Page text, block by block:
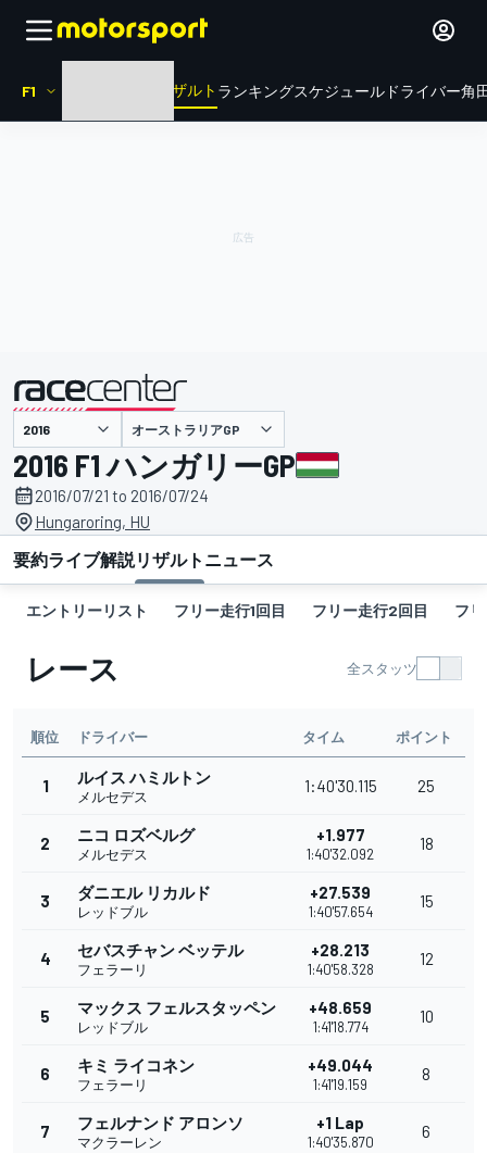
F1 リザルト ランキングスケジュール ドライバー角
主催 オーストラリアGP
2016 F1 ハンガリーGP
2016/07/21 to 2016/07/24
Hungaroring, HU
要約ライブ解説リザルト ニュース
エントリーリスト フリー走行1回目 フリー走行2回目 フ
レース 全スタッツ
順位 ドライバー タイム ポイント
1 ルイス ハミルトン
メルセデス
1:40'30.115 25
2 ニコ ロズベルグ
メルセデス
+1.977
1:40'32.092
18
3 ダニエル リカルド
レッドブル
+27.539
1:40'57.654
15
4 セバスチャン ベッテル
フェラーリ
+28.213
1:40'58.328
12
5 マックス フェルスタッペン
レッドブル
+48.659
1:41'18.774
10
6 キミ ライコネン
フェラーリ
+49.044
1:41'19.159
8
7 フェルナンド アロンソ
マクラーレン
+1 Lap
1:40'35.870
6